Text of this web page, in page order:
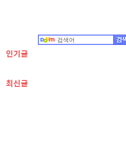
정
인기글
최신글